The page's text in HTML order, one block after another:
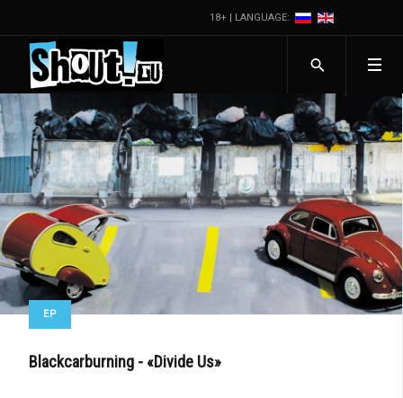
18+ | LANGUAGE:
EP
Blackcarburning - «Divide Us»